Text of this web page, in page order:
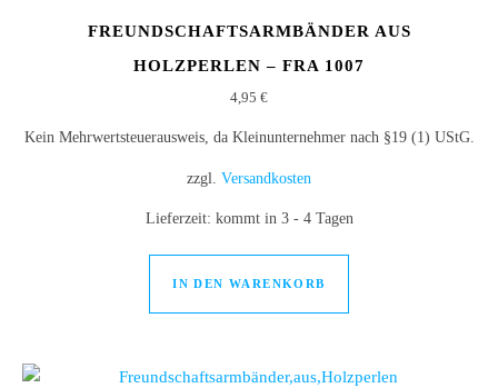
FREUNDSCHAFTSARMBÄNDER AUS
HOLZPERLEN – FRA 1007
4,95 €
Kein Mehrwertsteuerausweis, da Kleinunternehmer nach §19 (1) UStG.
zzgl. Versandkosten
Lieferzeit: kommt in 3 - 4 Tagen
IN DEN WARENKORB